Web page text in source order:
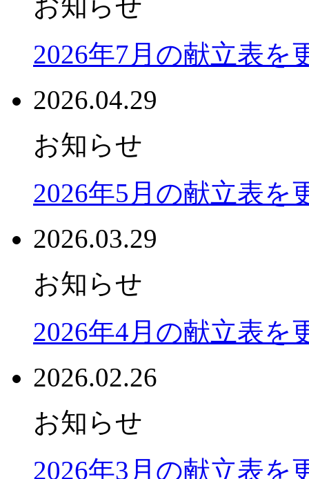
2026年7月の献立表を
2026.04.29
お知らせ
2026年5月の献立表を
2026.03.29
お知らせ
2026年4月の献立表を
2026.02.26
お知らせ
2026年3月の献立表を